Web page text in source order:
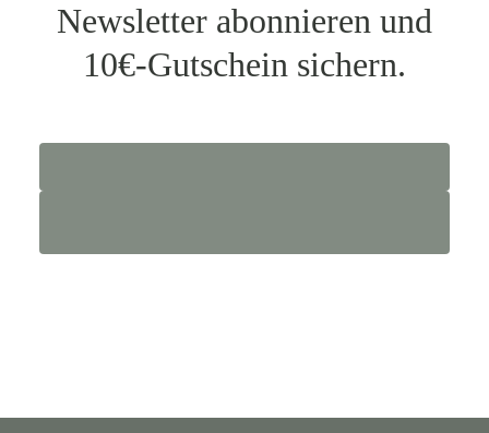
Newsletter abonnieren und
10€-Gutschein sichern.